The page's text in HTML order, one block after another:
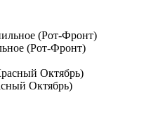
(Рот-Фронт)
Октябрь)